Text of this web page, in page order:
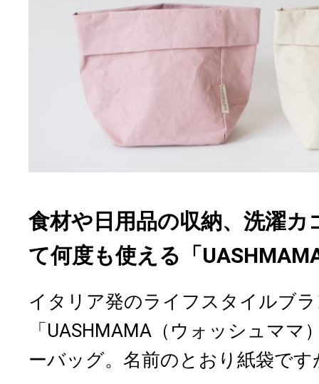
食材や日用品の収納、洗濯
て何度も使える「
イタリア発のライフスタイルブ
「UASHMAMA（ウォッシュママ
ーバッグ。名前のとおり紙袋です